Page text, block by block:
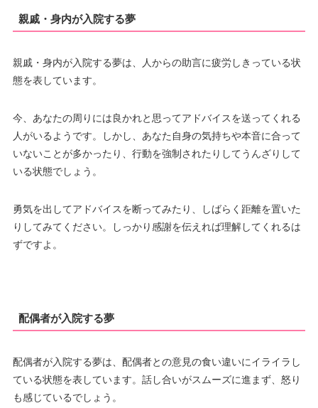
親戚・身内が入院する夢
親戚・身内が入院する夢は、人からの助言に疲労しきっている状
態を表しています。
今、あなたの周りには良かれと思ってアドバイスを送ってくれる
人がいるようです。しかし、あなた自身の気持ちや本音に合って
いないことが多かったり、行動を強制されたりしてうんざりして
いる状態でしょう。
勇気を出してアドバイスを断ってみたり、しばらく距離を置いた
りしてみてください。しっかり感謝を伝えれば理解してくれるは
ずですよ。
配偶者が入院する夢
配偶者が入院する夢は、配偶者との意見の食い違いにイライラし
ている状態を表しています。話し合いがスムーズに進まず、怒り
も感じているでしょう。